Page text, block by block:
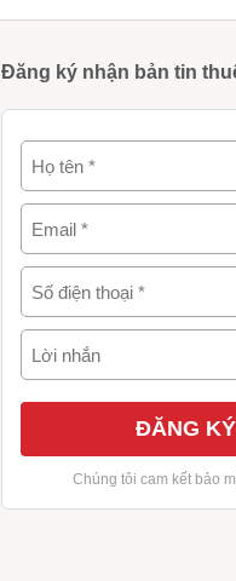
Đăng ký nhận bản tin